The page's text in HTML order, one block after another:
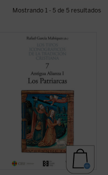
Mostrando 1 - 5 de 5 resultados
Este séptimo volumen de la colección «Los
cristiana» es el primero de los seis de la
al Antiguo Testamento en el arte cristiano.
Este primer volumen, dedicado ...